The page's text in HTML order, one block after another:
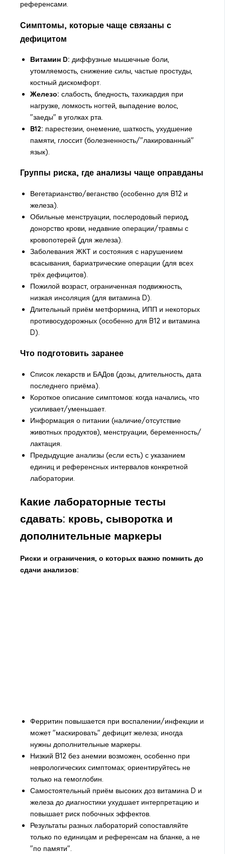
референсами.
Симптомы, которые чаще связаны с
дефицитом
Витамин D: диффузные мышечные боли,
утомляемость, снижение силы, частые простуды,
костный дискомфорт.
Железо: слабость, бледность, тахикардия при
нагрузке, ломкость ногтей, выпадение волос,
"заеды" в уголках рта.
B12: парестезии, онемение, шаткость, ухудшение
памяти, глоссит (болезненность/"лакированный"
язык).
Группы риска, где анализы чаще оправданы
Вегетарианство/веганство (особенно для B12 и
железа).
Обильные менструации, послеродовый период,
донорство крови, недавние операции/травмы с
кровопотерей (для железа).
Заболевания ЖКТ и состояния с нарушением
всасывания, бариатрические операции (для всех
трёх дефицитов).
Пожилой возраст, ограниченная подвижность,
низкая инсоляция (для витамина D).
Длительный приём метформина, ИПП и некоторых
противосудорожных (особенно для B12 и витамина
D).
Что подготовить заранее
Список лекарств и БАДов (дозы, длительность, дата
последнего приёма).
Короткое описание симптомов: когда начались, что
усиливает/уменьшает.
Информация о питании (наличие/отсутствие
животных продуктов), менструации, беременность/
лактация.
Предыдущие анализы (если есть) с указанием
единиц и референсных интервалов конкретной
лаборатории.
Какие лабораторные тесты
сдавать: кровь, сыворотка и
дополнительные маркеры
Риски и ограничения, о которых важно помнить до
сдачи анализов:
Ферритин повышается при воспалении/инфекции и
может "маскировать" дефицит железа; иногда
нужны дополнительные маркеры.
Низкий B12 без анемии возможен, особенно при
неврологических симптомах; ориентируйтесь не
только на гемоглобин.
Самостоятельный приём высоких доз витамина D и
железа до диагностики ухудшает интерпретацию и
повышает риск побочных эффектов.
Результаты разных лабораторий сопоставляйте
только по единицам и референсам на бланке, а не
"по памяти".